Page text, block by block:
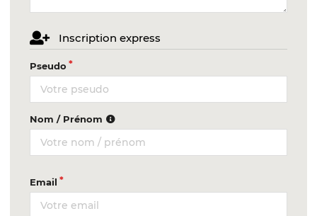
Inscription express
Pseudo
Nom / Prénom
Email